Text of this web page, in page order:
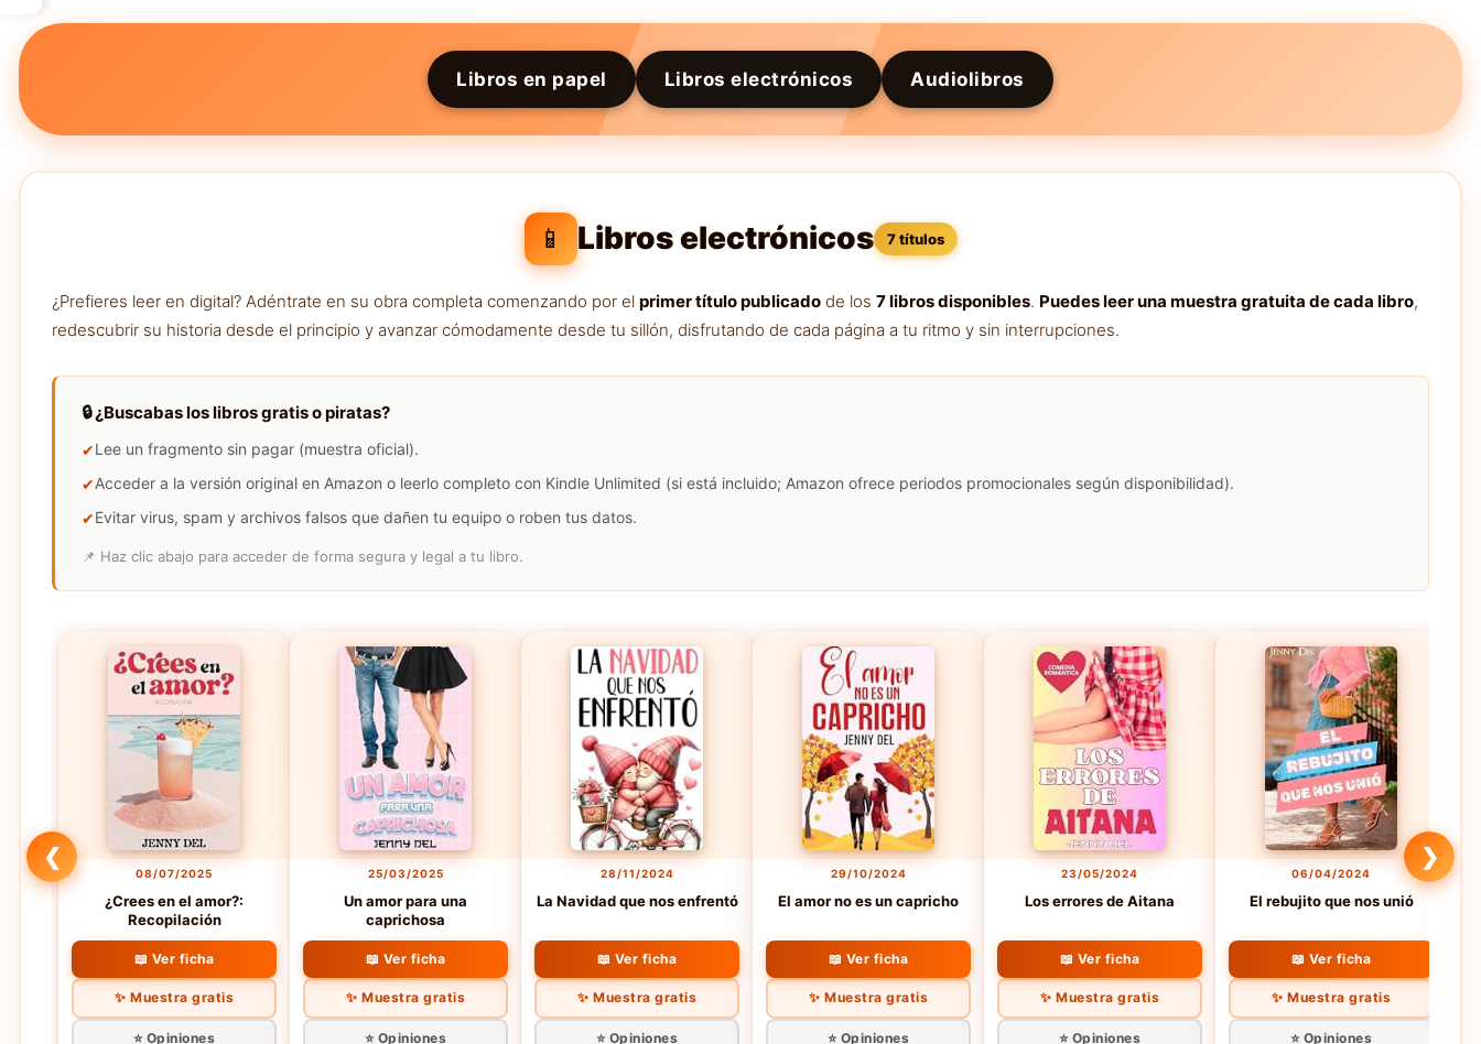
Libros en papel Libros electrónicos Audiolibros
📱 Libros electrónicos 7 títulos
¿Prefieres leer en digital? Adéntrate en su obra completa comenzando por el primer título publicado de los 7 libros disponibles. Puedes leer una muestra gratuita de cada libro,
redescubrir su historia desde el principio y avanzar cómodamente desde tu sillón, disfrutando de cada página a tu ritmo y sin interrupciones.
🔒 ¿Buscabas los libros gratis o piratas?
Lee un fragmento sin pagar (muestra oficial).
Acceder a la versión original en Amazon o leerlo completo con Kindle Unlimited (si está incluido; Amazon ofrece periodos promocionales según disponibilidad).
Evitar virus, spam y archivos falsos que dañen tu equipo o roben tus datos.
📌 Haz clic abajo para acceder de forma segura y legal a tu libro.
❮
08/07/2025
¿Crees en el amor?:
Recopilación
📖 Ver ficha
✨ Muestra gratis
⭐ Opiniones
25/03/2025
Un amor para una
caprichosa
📖 Ver ficha
✨ Muestra gratis
⭐ Opiniones
28/11/2024
La Navidad que nos enfrentó
📖 Ver ficha
✨ Muestra gratis
⭐ Opiniones
29/10/2024
El amor no es un capricho
📖 Ver ficha
✨ Muestra gratis
⭐ Opiniones
23/05/2024
Los errores de Aitana
📖 Ver ficha
✨ Muestra gratis
⭐ Opiniones
06/04/2024
El rebujito que nos unió
📖 Ver ficha
✨ Muestra gratis
⭐ Opiniones
❯